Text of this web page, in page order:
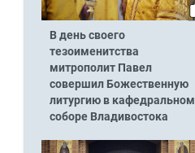
В день своего
тезоименитства
митрополит Павел
совершил Божественную
литургию в кафедральном
соборе Владивостока